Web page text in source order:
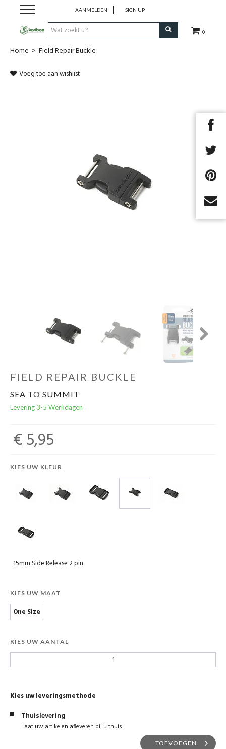
0
AANMELDEN SIGN UP
Cadeaubon
Home > Field Repair Buckle
Voeg toe aan wishlist
Next
FIELD REPAIR BUCKLE
SEA TO SUMMIT
Levering 3-5 Werkdagen
€ 5,95
KIES UW KLEUR
15mm Side Release 2 pin
KIES UW MAAT
One Size
KIES UW AANTAL
Kies uw leveringsmethode
Thuislevering
Laat uw artikelen afleveren bij u thuis
TOEVOEGEN